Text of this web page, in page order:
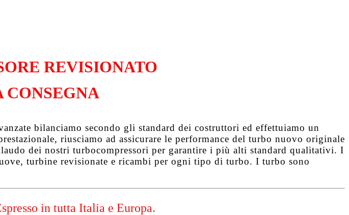
REVISIONATO
CONSEGNA
bilanciamo secondo gli standard dei costruttori ed effettuiamo un
riusciamo ad assicurare le performance del turbo nuovo originale
dei nostri turbocompressori per garantire i più alti standard qualitativi. I
turbine revisionate e ricambi per ogni tipo di turbo. I turbo sono
in tutta Italia e Europa.